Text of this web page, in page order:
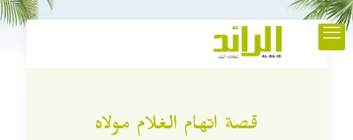
قصة اتهام الغلام مولاه